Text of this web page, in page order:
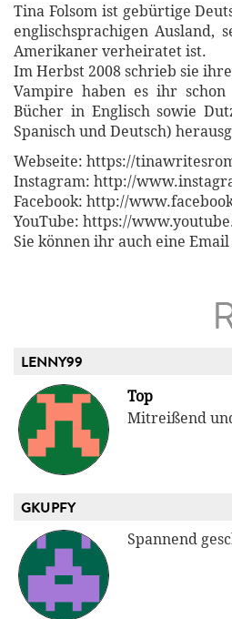
Tina Folsom ist gebürtige
englischsprachigen
Amerikaner verheiratet ist.
Im Herbst 2008 schrieb sie
Vampire haben es ihr
Bücher in Englisch sowie
Spanisch und Deutsch)
Webseite: https://
Instagram: http://
Facebook: http://
YouTube: https://
Sie können ihr auch eine
LENNY99
Top
Mitreißend
GKUPFY
Spannend